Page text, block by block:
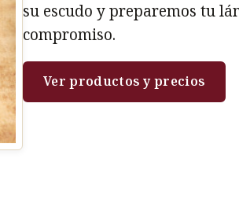
su escudo y preparemos tu
compromiso.
Ver productos y precios